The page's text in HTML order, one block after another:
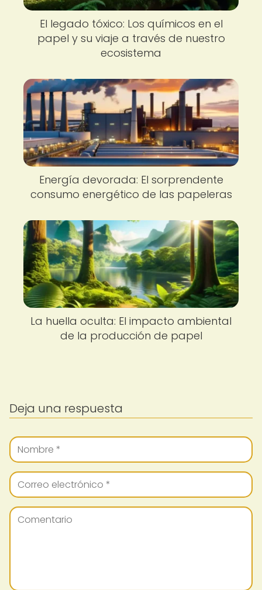
El legado tóxico: Los químicos en el
papel y su viaje a través de nuestro
ecosistema
Energía devorada: El sorprendente
consumo energético de las papeleras
La huella oculta: El impacto ambiental
de la producción de papel
Deja una respuesta